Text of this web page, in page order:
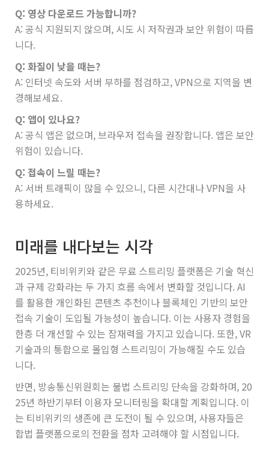
Q: 영상 다운로드 가능합니까?
A: 공식 지원되지 않으며, 시도 시 저작권과 보안 위험이 따릅
니다.
Q: 화질이 낮을 때는?
A: 인터넷 속도와 서버 부하를 점검하고, VPN으로 지역을 변
경해보세요.
Q: 앱이 있나요?
A: 공식 앱은 없으며, 브라우저 접속을 권장합니다. 앱은 보안
위험이 있습니다.
Q: 접속이 느릴 때는?
A: 서버 트래픽이 많을 수 있으니, 다른 시간대나 VPN을 사
용하세요.
미래를 내다보는 시각
2025년, 티비위키와 같은 무료 스트리밍 플랫폼은 기술 혁신
과 규제 강화라는 두 가지 흐름 속에서 변화할 것입니다. AI
를 활용한 개인화된 콘텐츠 추천이나 블록체인 기반의 보안
접속 기술이 도입될 가능성이 높습니다. 이는 사용자 경험을
한층 더 개선할 수 있는 잠재력을 가지고 있습니다. 또한, VR
기술과의 통합으로 몰입형 스트리밍이 가능해질 수도 있습
니다.
반면, 방송통신위원회는 불법 스트리밍 단속을 강화하며, 20
25년 하반기부터 이용자 모니터링을 확대할 계획입니다. 이
는 티비위키의 생존에 큰 도전이 될 수 있으며, 사용자들은
합법 플랫폼으로의 전환을 점차 고려해야 할 시점입니다.